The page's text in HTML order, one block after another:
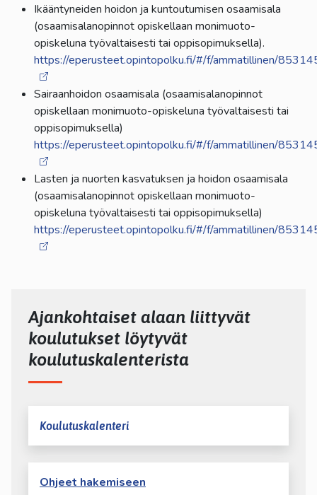
Ikääntyneiden hoidon ja kuntoutumisen osaamisala
(osaamisalanopinnot opiskellaan monimuoto-
opiskeluna työvaltaisesti tai oppisopimuksella).
https://eperusteet.opintopolku.fi/#/f/ammatillinen/
Sairaanhoidon osaamisala (osaamisalanopinnot
opiskellaan monimuoto-opiskeluna työvaltaisesti tai
oppisopimuksella)
https://eperusteet.opintopolku.fi/#/f/ammatillinen/
Lasten ja nuorten kasvatuksen ja hoidon osaamisala
(osaamisalanopinnot opiskellaan monimuoto-
opiskeluna työvaltaisesti tai oppisopimuksella)
https://eperusteet.opintopolku.fi/#/f/ammatillinen/
Ajankohtaiset alaan liittyvät
koulutukset löytyvät
koulutuskalenterista
Koulutuskalenteri
Ohjeet hakemiseen